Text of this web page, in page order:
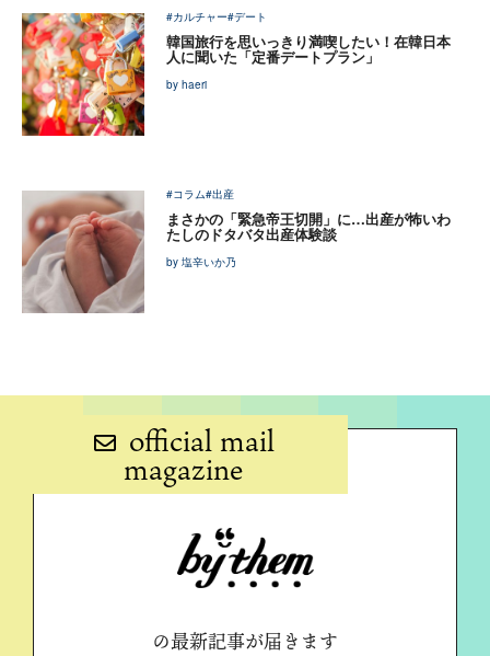
#カルチャー#デート
韓国旅行を思いっきり満喫したい！在韓日本
人に聞いた「定番デートプラン」
by haeri
#コラム#出産
まさかの「緊急帝王切開」に…出産が怖いわ
たしのドタバタ出産体験談
by 塩辛いか乃
official mail
magazine
の最新記事が届きます